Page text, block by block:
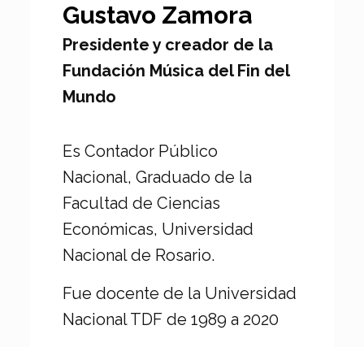
Gustavo Zamora
Presidente y creador de la
Fundación Música del Fin del
Mundo
Es Contador Público
Nacional, Graduado de la
Facultad de Ciencias
Económicas, Universidad
Nacional de Rosario.
Fue docente de la Universidad
Nacional TDF de 1989 a 2020